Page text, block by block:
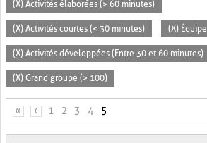
(X) Activités élaborées (> 60 minutes)
(X) Activités courtes (< 30 minutes) (X) Équipe
(X) Activités développées (Entre 30 et 60 minutes)
(X) Grand groupe (> 100)
PAGES
« ‹ 1 2 3 4 5